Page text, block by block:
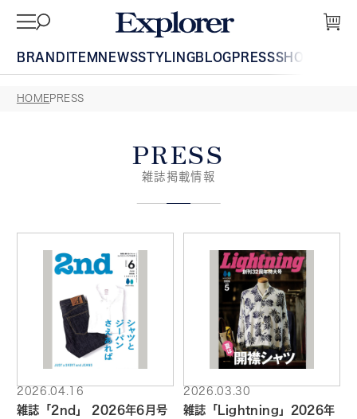
BRANDITEMNEWSSTYLINGBLOGPRESSSHOP
HOMEPRESS
PRESS
雑誌掲載情報
2026.04.16
雑誌「2nd」 2026年6月号
2026.03.30
雑誌「Lightning」2026年